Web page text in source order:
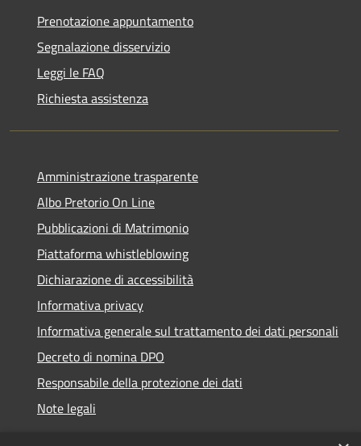
Prenotazione appuntamento
Segnalazione disservizio
Leggi le FAQ
Richiesta assistenza
Amministrazione trasparente
Albo Pretorio On Line
Pubblicazioni di Matrimonio
Piattaforma whistleblowing
Dichiarazione di accessibilità
Informativa privacy
Informativa generale sul trattamento dei dati personali
Decreto di nomina DPO
Responsabile della protezione dei dati
Note legali